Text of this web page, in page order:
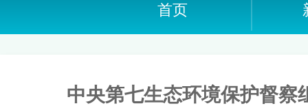
首页
中央第七生态环境保护督察